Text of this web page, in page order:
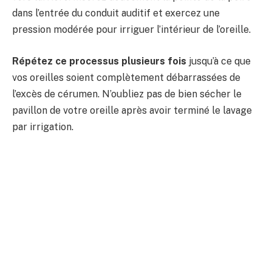
dans l’entrée du conduit auditif et exercez une
pression modérée pour irriguer l’intérieur de l’oreille.
Répétez ce processus plusieurs fois jusqu’à ce que
vos oreilles soient complètement débarrassées de
l’excès de cérumen. N’oubliez pas de bien sécher le
pavillon de votre oreille après avoir terminé le lavage
par irrigation.